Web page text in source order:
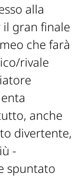
alla
il gran finale
che farà
rivale
anche
divertente,
-
spuntato